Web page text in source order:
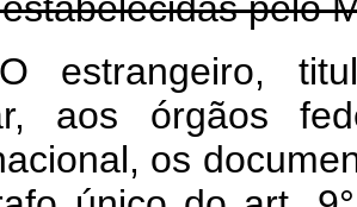
estrangeiro,
aos órgãos
os